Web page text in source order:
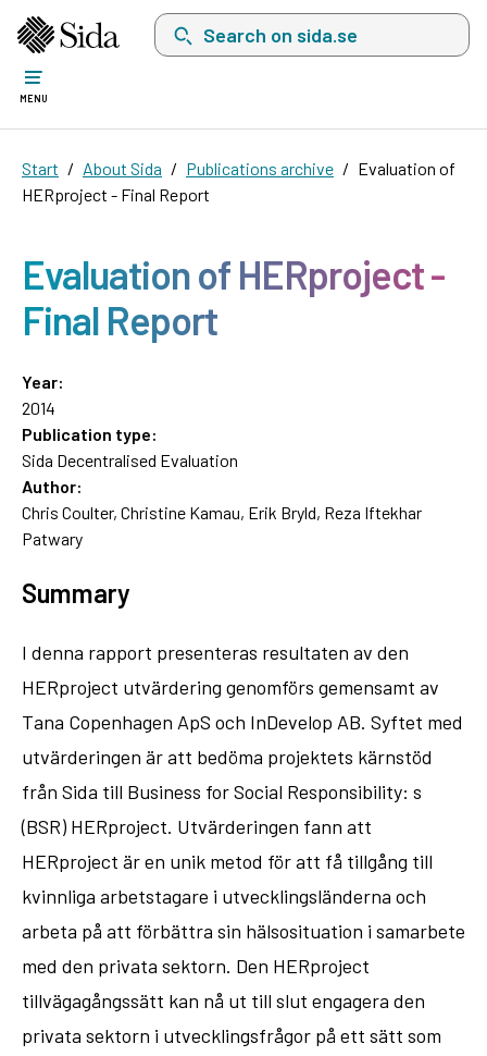
Search on sida.se, a list with search
MENU
Start About Sida Publications archive
Evaluation of
HERproject - Final Report
Evaluation of HERproject -
Final Report
Year:
2014
Publication type:
Sida Decentralised Evaluation
Author:
Chris Coulter, Christine Kamau, Erik Bryld, Reza Iftekhar
Patwary
Summary
I denna rapport presenteras resultaten av den
HERproject utvärdering genomförs gemensamt av
Tana Copenhagen ApS och InDevelop AB. Syftet med
utvärderingen är att bedöma projektets kärnstöd
från Sida till Business for Social Responsibility: s
(BSR) HERproject. Utvärderingen fann att
HERproject är en unik metod för att få tillgång till
kvinnliga arbetstagare i utvecklingsländerna och
arbeta på att förbättra sin hälsosituation i samarbete
med den privata sektorn. Den HERproject
tillvägagångssätt kan nå ut till slut engagera den
privata sektorn i utvecklingsfrågor på ett sätt som